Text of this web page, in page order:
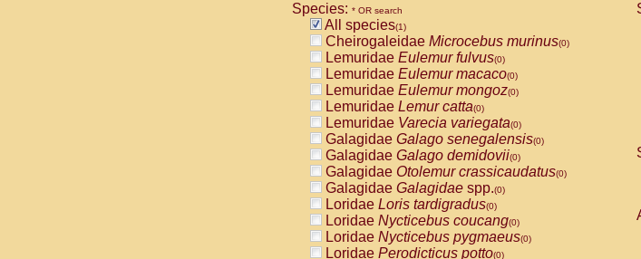
Species: * OR search
All species(1)
Cheirogaleidae Microcebus murinus(0)
Lemuridae Eulemur fulvus(0)
Lemuridae Eulemur macaco(0)
Lemuridae Eulemur mongoz(0)
Lemuridae Lemur catta(0)
Lemuridae Varecia variegata(0)
Galagidae Galago senegalensis(0)
Galagidae Galago demidovii(0)
Galagidae Otolemur crassicaudatus(0)
Galagidae Galagidae spp.(0)
Loridae Loris tardigradus(0)
Loridae Nycticebus coucang(0)
Loridae Nycticebus pygmaeus(0)
Loridae Perodicticus potto(0)